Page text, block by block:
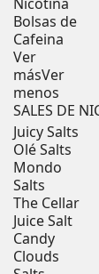
Bolsas de
Cafeina
Ver
másVer
menos
SALES DE
Juicy Salts
Olé Salts
Mondo
Salts
The Cellar
Juice Salt
Candy
Clouds